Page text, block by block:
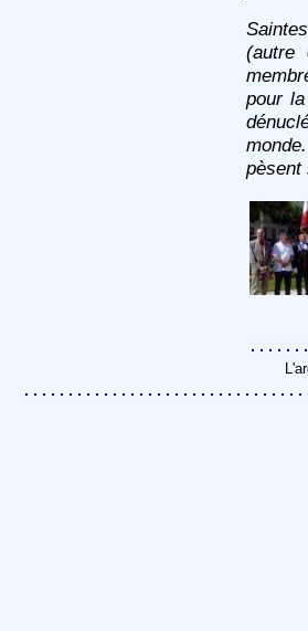
(autre
pour
pèsent